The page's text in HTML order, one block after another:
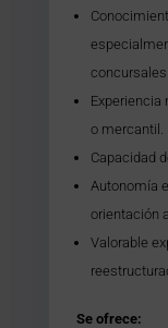
concursales.
Experiencia
o mercantil.
Capacidad
Autonomía
orientación
Valorable
Se ofrece: